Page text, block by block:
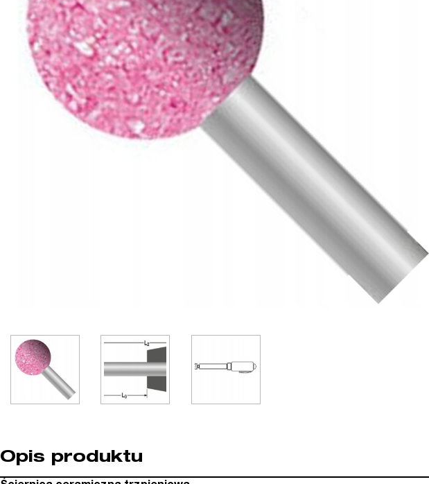
Opis produktu